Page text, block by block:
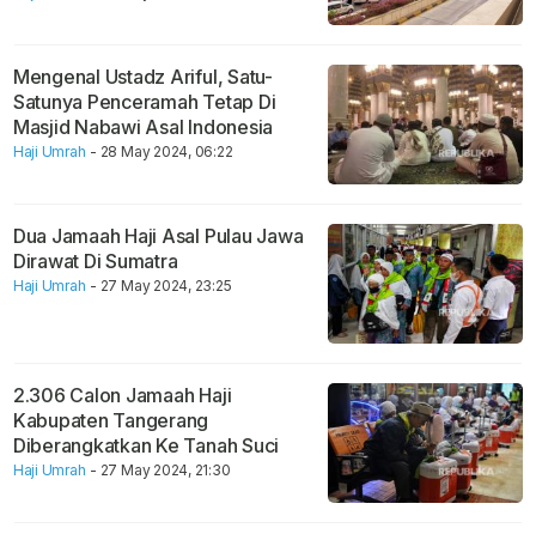
Mengenal Ustadz Ariful, Satu-
Satunya Penceramah Tetap Di
Masjid Nabawi Asal Indonesia
Haji Umrah - 28 May 2024, 06:22
Dua Jamaah Haji Asal Pulau Jawa
Dirawat Di Sumatra
Haji Umrah - 27 May 2024, 23:25
2.306 Calon Jamaah Haji
Kabupaten Tangerang
Diberangkatkan Ke Tanah Suci
Haji Umrah - 27 May 2024, 21:30